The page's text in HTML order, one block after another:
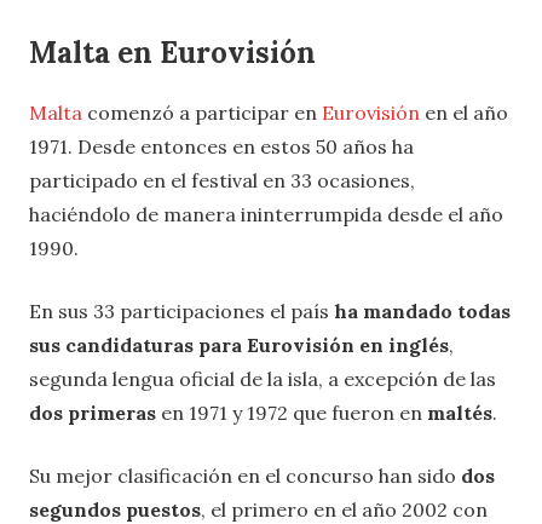
Malta en Eurovisión
Malta comenzó a participar en Eurovisión en el año
1971. Desde entonces en estos 50 años ha
participado en el festival en 33 ocasiones,
haciéndolo de manera ininterrumpida desde el año
1990.
En sus 33 participaciones el país ha mandado todas
sus candidaturas para Eurovisión en inglés,
segunda lengua oficial de la isla, a excepción de las
dos primeras en 1971 y 1972 que fueron en maltés.
Su mejor clasificación en el concurso han sido dos
segundos puestos, el primero en el año 2002 con